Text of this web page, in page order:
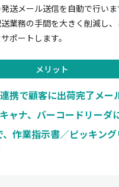
送メール送信を自動で行いま
業務の手間を大きく削減し
ポートします。
メリット
携で顧客に出荷完了メー
ャナ、バーコードリーダ
、作業指示書／ピッキン